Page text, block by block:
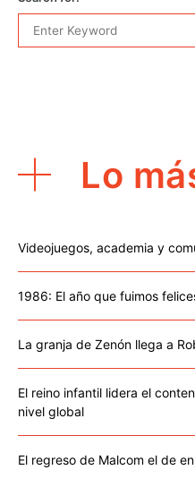
Lo
Videojuegos, academia y
1986: El año que fuimos
La granja de Zenón llega a
El reino infantil lidera el
nivel global
El regreso de Malcom el de